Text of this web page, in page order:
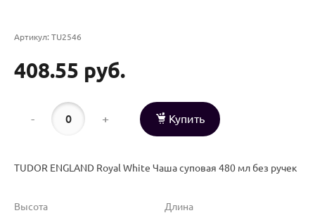
Артикул: TU2546
408.55 руб.
- + Купить
TUDOR ENGLAND Royal White Чаша суповая 480 мл без ручек
Высота
Длина